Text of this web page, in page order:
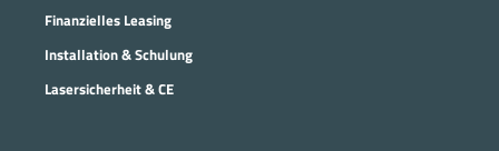
Finanzielles Leasing
Installation & Schulung
Lasersicherheit & CE